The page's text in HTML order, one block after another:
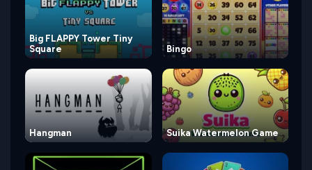
Big FLAPPY Tower Tiny
Square
Bingo
Hangman Suika Watermelon Game